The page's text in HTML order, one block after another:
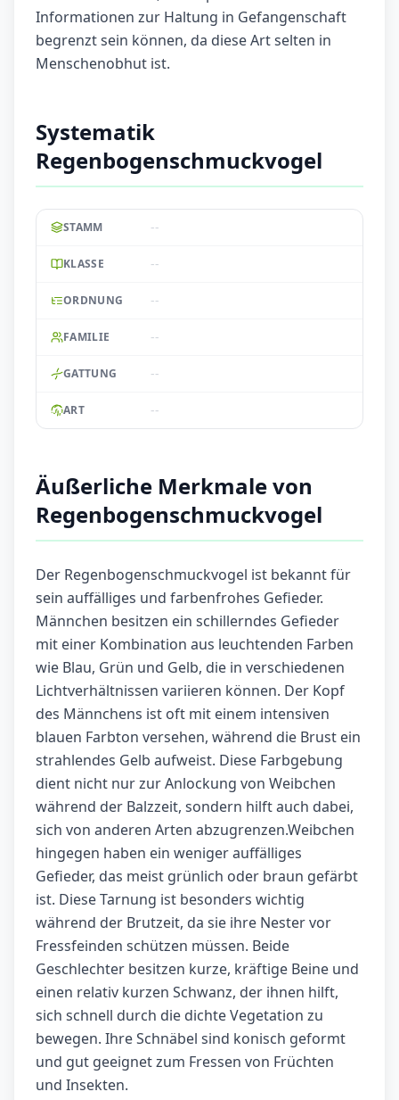
Informationen zur Haltung in Gefangenschaft
begrenzt sein können, da diese Art selten in
Menschenobhut ist.
Systematik
Regenbogenschmuckvogel
STAMM --
KLASSE --
ORDNUNG --
FAMILIE --
GATTUNG --
ART --
Äußerliche Merkmale von
Regenbogenschmuckvogel
Der Regenbogenschmuckvogel ist bekannt für
sein auffälliges und farbenfrohes Gefieder.
Männchen besitzen ein schillerndes Gefieder
mit einer Kombination aus leuchtenden Farben
wie Blau, Grün und Gelb, die in verschiedenen
Lichtverhältnissen variieren können. Der Kopf
des Männchens ist oft mit einem intensiven
blauen Farbton versehen, während die Brust ein
strahlendes Gelb aufweist. Diese Farbgebung
dient nicht nur zur Anlockung von Weibchen
während der Balzzeit, sondern hilft auch dabei,
sich von anderen Arten abzugrenzen.Weibchen
hingegen haben ein weniger auffälliges
Gefieder, das meist grünlich oder braun gefärbt
ist. Diese Tarnung ist besonders wichtig
während der Brutzeit, da sie ihre Nester vor
Fressfeinden schützen müssen. Beide
Geschlechter besitzen kurze, kräftige Beine und
einen relativ kurzen Schwanz, der ihnen hilft,
sich schnell durch die dichte Vegetation zu
bewegen. Ihre Schnäbel sind konisch geformt
und gut geeignet zum Fressen von Früchten
und Insekten.